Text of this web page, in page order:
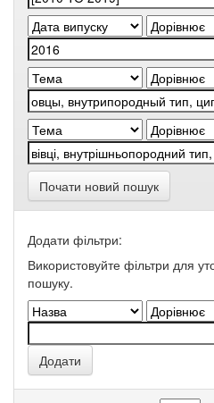
Почати новий пошук
Додати фільтри:
Використовуйте фільтри для
пошуку.